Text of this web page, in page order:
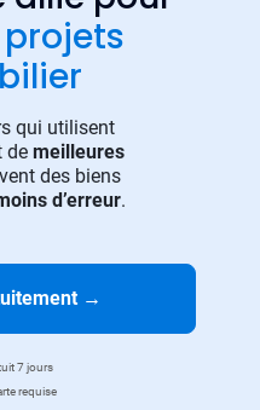
qui utilisent
de meilleures
des biens
d’erreur.
→
7 jours
requise